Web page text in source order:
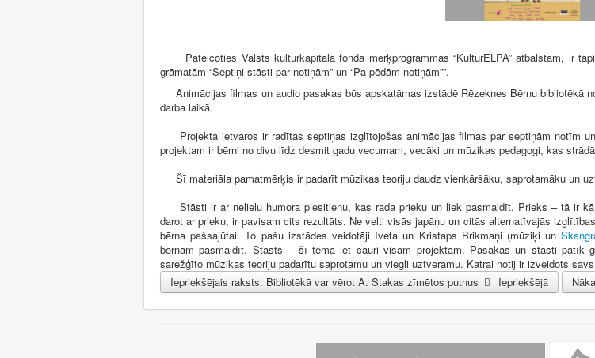
Pateicoties Valsts kultūrkapitāla fonda mērķprogrammas “KultūrELPA” atbalstam, ir
grāmatām “Septiņi stāsti par notiņām” un “Pa pēdām notiņām””.
Animācijas filmas un audio pasakas būs apskatāmas izstādē Rēzeknes Bērnu bibliotēkā
darba laikā.
Projekta ietvaros ir radītas septiņas izglītojošas animācijas filmas par septiņām notīm
projektam ir bērni no divu līdz desmit gadu vecumam, vecāki un mūzikas pedagogi, kas
Šī materiāla pamatmērķis ir padarīt mūzikas teoriju daudz vienkāršāku, saprotamāku un
Stāsti ir ar nelielu humora piesitienu, kas rada prieku un liek pasmaidīt. Prieks – tā ir kā
darot ar prieku, ir pavisam cits rezultāts. Ne velti visās japāņu un citās alternatīvajās
bērna pašsajūtai. To pašu izstādes veidotāji Iveta un Kristaps Brikmaņi (mūziķi un
bērnam pasmaidīt. Stāsts – šī tēma iet cauri visam projektam. Pasakas un stāsti patīk
sarežģīto mūzikas teoriju padarītu saprotamu un viegli uztveramu. Katrai notij ir izveidots
Iepriekšējais raksts: Bibliotēkā var vērot A. Stakas zīmētos putnus
Iepriekšējā